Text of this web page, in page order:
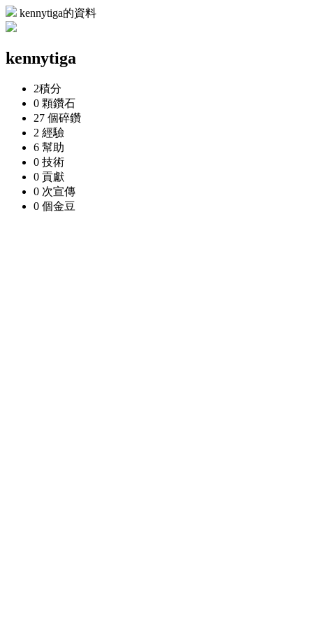
kennytiga的資料
kennytiga
2積分
0 顆鑽石
27 個碎鑽
2 經驗
6 幫助
0 技術
0 貢獻
0 次宣傳
0 個金豆